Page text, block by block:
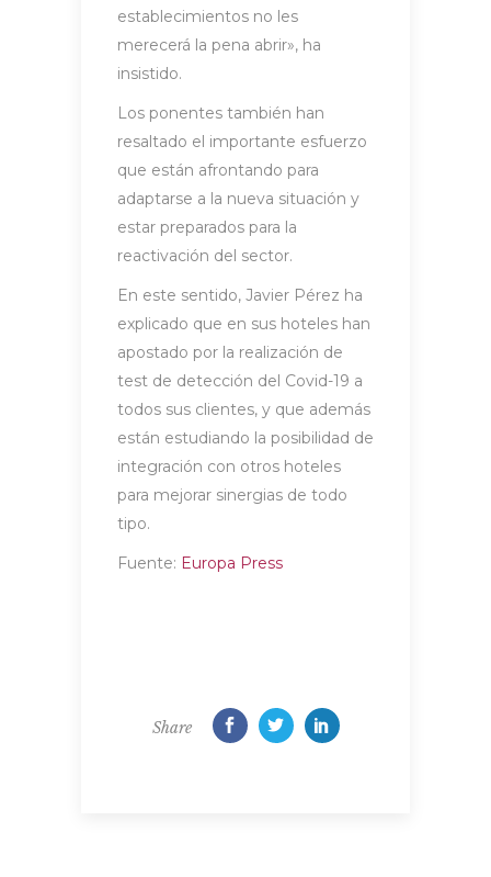
establecimientos no les
merecerá la pena abrir», ha
insistido.
Los ponentes también han
resaltado el importante esfuerzo
que están afrontando para
adaptarse a la nueva situación y
estar preparados para la
reactivación del sector.
En este sentido, Javier Pérez ha
explicado que en sus hoteles han
apostado por la realización de
test de detección del Covid-19 a
todos sus clientes, y que además
están estudiando la posibilidad de
integración con otros hoteles
para mejorar sinergias de todo
tipo.
Fuente: Europa Press
Share